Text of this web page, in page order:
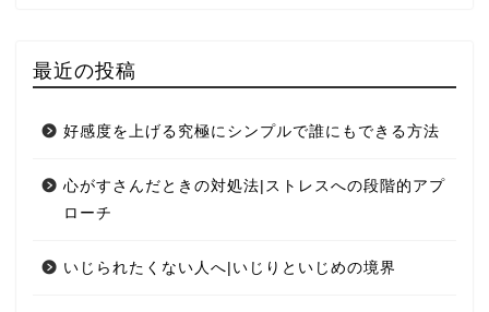
最近の投稿
好感度を上げる究極にシンプルで誰にもできる方法
心がすさんだときの対処法|ストレスへの段階的アプ
ローチ
いじられたくない人へ|いじりといじめの境界